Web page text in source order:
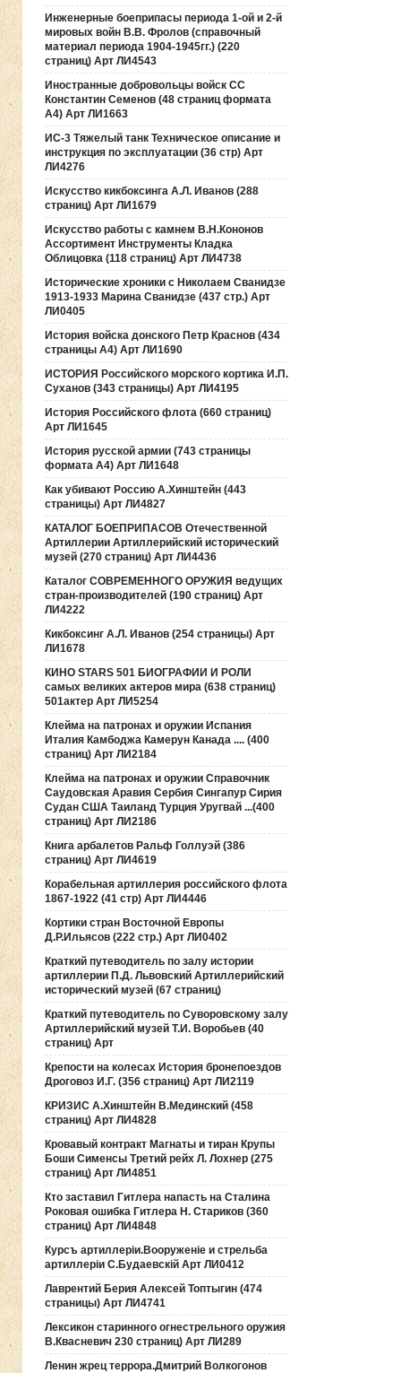
Инженерные боеприпасы периода 1-ой и 2-й
мировых войн В.В. Фролов (справочный
материал периода 1904-1945гг.) (220
страниц) Арт ЛИ4543
Иностранные добровольцы войск СС
Константин Семенов (48 страниц формата
А4) Арт ЛИ1663
ИС-3 Тяжелый танк Техническое описание и
инструкция по эксплуатации (36 стр) Арт
ЛИ4276
Искусство кикбоксинга А.Л. Иванов (288
страниц) Арт ЛИ1679
Искусство работы с камнем В.Н.Кононов
Ассортимент Инструменты Кладка
Облицовка (118 страниц) Арт ЛИ4738
Исторические хроники с Николаем Сванидзе
1913-1933 Марина Сванидзе (437 стр.) Арт
ЛИ0405
История войска донского Петр Краснов (434
страницы А4) Арт ЛИ1690
ИСТОРИЯ Российского морского кортика И.П.
Суханов (343 страницы) Арт ЛИ4195
История Российского флота (660 страниц)
Арт ЛИ1645
История русской армии (743 страницы
формата А4) Арт ЛИ1648
Как убивают Россию А.Хинштейн (443
страницы) Арт ЛИ4827
КАТАЛОГ БОЕПРИПАСОВ Отечественной
Артиллерии Артиллерийский исторический
музей (270 страниц) Арт ЛИ4436
Каталог СОВРЕМЕННОГО ОРУЖИЯ ведущих
стран-производителей (190 страниц) Арт
ЛИ4222
Кикбоксинг А.Л. Иванов (254 страницы) Арт
ЛИ1678
КИНО STARS 501 БИОГРАФИИ И РОЛИ
самых великих актеров мира (638 страниц)
501актер Арт ЛИ5254
Клейма на патронах и оружии Испания
Италия Камбоджа Камерун Канада .... (400
страниц) Арт ЛИ2184
Клейма на патронах и оружии Справочник
Саудовская Аравия Сербия Сингапур Сирия
Судан США Таиланд Турция Уругвай ...(400
страниц) Арт ЛИ2186
Книга арбалетов Ральф Голлуэй (386
страниц) Арт ЛИ4619
Корабельная артиллерия российского флота
1867-1922 (41 стр) Арт ЛИ4446
Кортики стран Восточной Европы
Д.Р.Ильясов (222 стр.) Арт ЛИ0402
Краткий путеводитель по залу истории
артиллерии П.Д. Львовский Артиллерийский
исторический музей (67 страниц)
Краткий путеводитель по Суворовскому залу
Артиллерийский музей Т.И. Воробьев (40
страниц) Арт
Крепости на колесах История бронепоездов
Дроговоз И.Г. (356 страниц) Арт ЛИ2119
КРИЗИС А.Хинштейн В.Мединский (458
страниц) Арт ЛИ4828
Кровавый контракт Магнаты и тиран Крупы
Боши Сименсы Третий рейх Л. Лохнер (275
страниц) Арт ЛИ4851
Кто заставил Гитлера напасть на Сталина
Роковая ошибка Гитлера Н. Стариков (360
страниц) Арт ЛИ4848
Курсъ артиллерiи.Вооруженiе и стрельба
артиллерiи С.Будаевскiй Арт ЛИ0412
Лаврентий Берия Алексей Топтыгин (474
страницы) Арт ЛИ4741
Лексикон старинного огнестрельного оружия
В.Квасневич 230 страниц) Арт ЛИ289
Ленин жрец террора.Дмитрий Волкогонов